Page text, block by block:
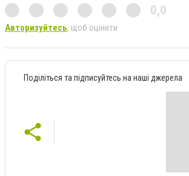
0,0
Авторизуйтесь, щоб оцінити
Поділіться та підписуйтесь на наші джерела